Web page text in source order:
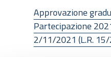
Approvazione
Partecipazione
2/11/2021 (L.R.